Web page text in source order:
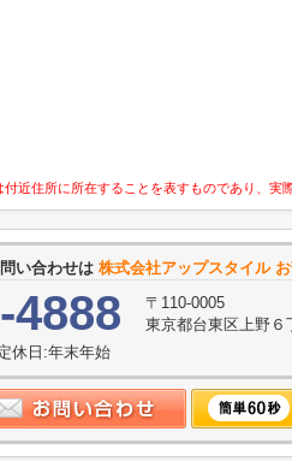
近住所に所在することを表すものであり、実
い合わせは 株式会社アップスタイル
〒110-0005
東京都台東区上野
休日:年末年始